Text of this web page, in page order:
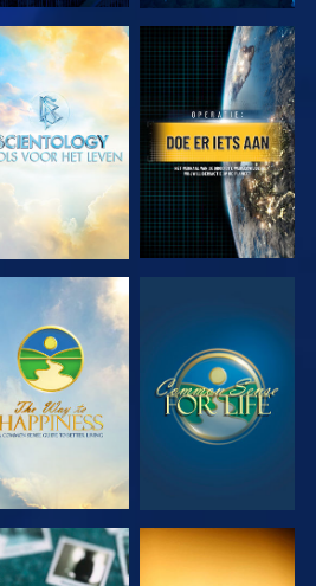
VERKEN DE
SERIE
KIJK
KIJK KIJK